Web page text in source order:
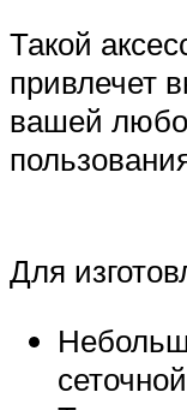
Такой
привлечет
вашей
Для